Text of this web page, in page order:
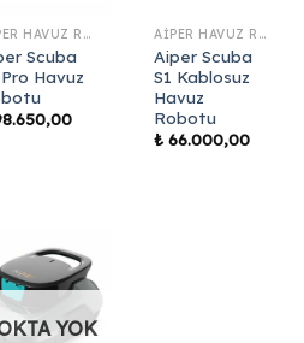
AIPER HAVUZ ROBOTU
Scuba
Pro Havuz
AIPER HAVUZ ROBOTU
Aiper Scuba
S1 Kablosuz
Havuz
Robotu
₺ 66.000,00
YOK